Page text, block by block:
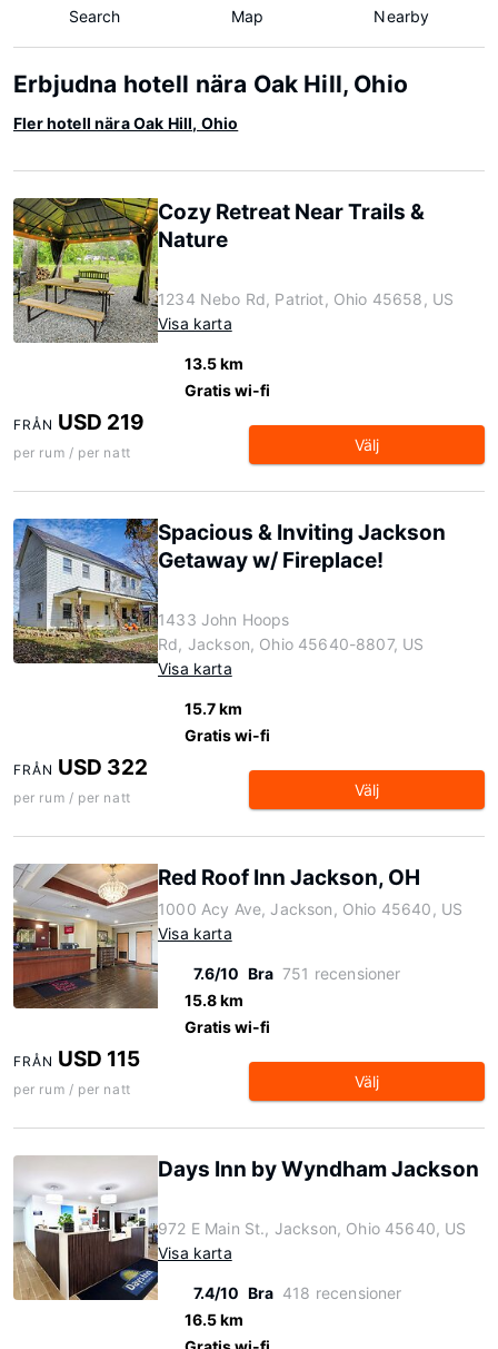
Search Map Nearby
Erbjudna hotell nära Oak Hill, Ohio
Fler hotell nära Oak Hill, Ohio
Cozy Retreat Near Trails &
Nature
1234 Nebo Rd, Patriot, Ohio 45658, US
Visa karta
13.5 km
Gratis wi-fi
FRÅN USD 219
per rum / per natt Välj
Spacious & Inviting Jackson
Getaway w/ Fireplace!
1433 John Hoops
Rd, Jackson, Ohio 45640-8807, US
Visa karta
15.7 km
Gratis wi-fi
FRÅN USD 322
per rum / per natt Välj
Red Roof Inn Jackson, OH
1000 Acy Ave, Jackson, Ohio 45640, US
Visa karta
7.6/10 Bra 751 recensioner
15.8 km
Gratis wi-fi
FRÅN USD 115
per rum / per natt Välj
Days Inn by Wyndham Jackson
972 E Main St., Jackson, Ohio 45640, US
Visa karta
7.4/10 Bra 418 recensioner
16.5 km